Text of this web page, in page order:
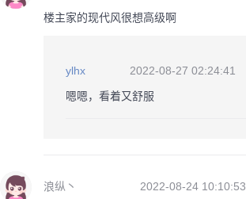
楼主家的现代风很想高级啊
ylhx
2022-08-27 02:24:41
嗯嗯，看着又舒服
浪纵丶
2022-08-24 10:10:53